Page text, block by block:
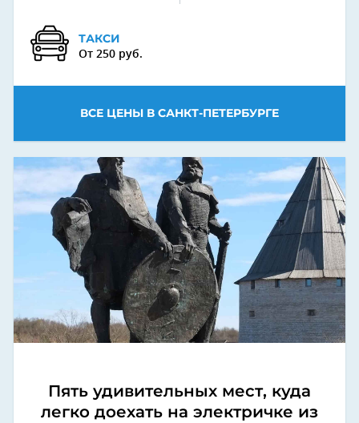
ТАКСИ
От 250 руб.
ВСЕ ЦЕНЫ В САНКТ-ПЕТЕРБУРГЕ
Пять удивительных мест, куда
легко доехать на электричке из